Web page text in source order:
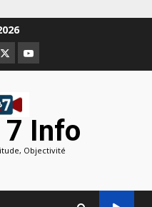
TwitterYoutube
7 Info
Objectivité